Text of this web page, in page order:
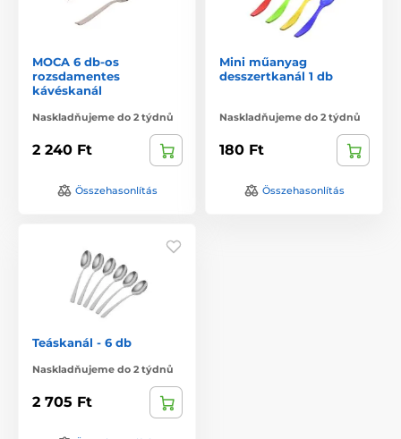
MOCA 6 db-os
rozsdamentes
kávéskanál
Naskladňujeme do 2 týdnů
2 240 Ft
Összehasonlítás
Mini műanyag
desszertkanál 1 db
Naskladňujeme do 2 týdnů
180 Ft
Összehasonlítás
Teáskanál - 6 db
Naskladňujeme do 2 týdnů
2 705 Ft